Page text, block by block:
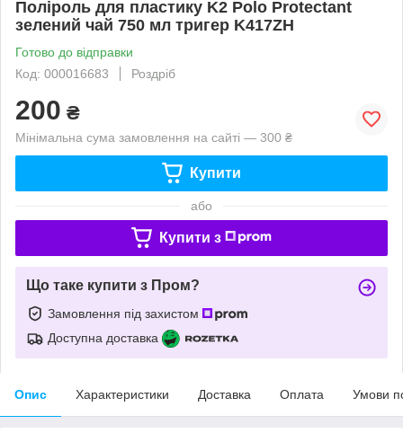
Поліроль для пластику K2 Polo Protectant
зелений чай 750 мл тригер K417ZH
Готово до відправки
Код: 000016683
Роздріб
200 ₴
Мінімальна сума замовлення на сайті — 300 ₴
Купити
або
Купити з
Що таке купити з Пром?
Замовлення під захистом
Доступна доставка
Опис Характеристики Доставка Оплата Умови